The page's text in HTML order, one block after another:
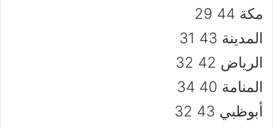
مكة 44 29
المدينة 43 31
الرياض 42 32
المنامة 40 34
أبوظبي 43 32